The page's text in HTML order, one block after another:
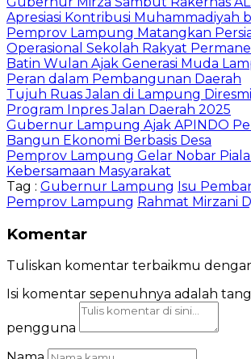
Apresiasi Kontribusi Muhammadiyah
Pemprov Lampung Matangkan
Operasional Sekolah Rakyat
Batin Wulan Ajak Generasi Muda
Peran dalam Pembangunan Daerah
Tujuh Ruas Jalan di Lampung
Program Inpres Jalan Daerah 2025
Gubernur Lampung Ajak APINDO
Bangun Ekonomi Berbasis Desa
Pemprov Lampung Gelar Nobar
Kebersamaan Masyarakat
Tag : Gubernur Lampung Isu
Pemprov Lampung Rahmat Mirzani
Komentar
Tuliskan komentar terbaikmu
Isi komentar sepenuhnya adalah
pengguna